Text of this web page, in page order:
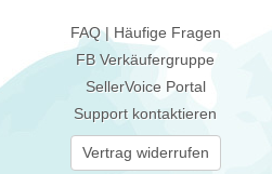
FAQ | Häufige Fragen
FB Verkäufergruppe
SellerVoice Portal
Support kontaktieren
Vertrag widerrufen